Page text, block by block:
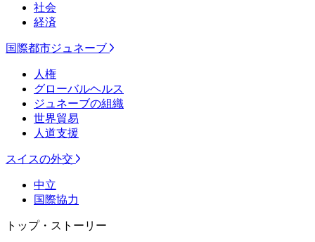
社会
経済
国際都市ジュネーブ
人権
グローバルヘルス
ジュネーブの組織
世界貿易
人道支援
スイスの外交
中立
国際協力
トップ・ストーリー